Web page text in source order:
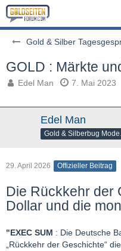
Gold & Silber
GOLD : Märkte
Edel Man 7. Mai 2023
Edel Man
29. April 2026 Offizieller Beitrag
Die Rückkehr der
Dollar und die
"EXEC SUM : Die Deutsche
„Rückkehr der Geschichte“